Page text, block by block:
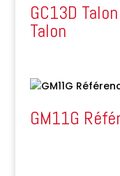
GC13D
Talon
GM11G